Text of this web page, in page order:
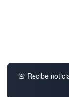
🚨 Recibe